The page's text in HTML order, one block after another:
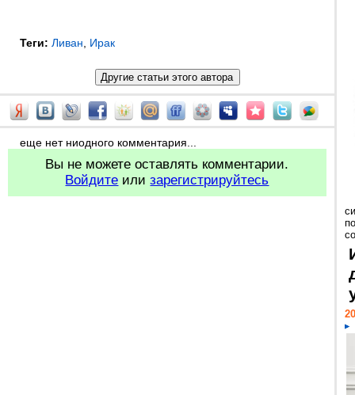
Теги: Ливан Ирак
еще нет ниодного комментария...
Вы не можете оставлять комментарии.
Войдите илизарегистрируйтесь